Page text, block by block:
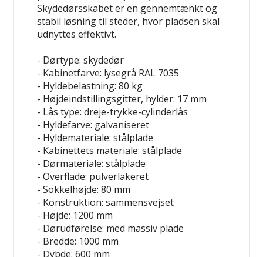
Skydedørsskabet er en gennemtænkt og
stabil løsning til steder, hvor pladsen skal
udnyttes effektivt.
- Dørtype: skydedør
- Kabinetfarve: lysegrå RAL 7035
- Hyldebelastning: 80 kg
- Højdeindstillingsgitter, hylder: 17 mm
- Lås type: dreje-trykke-cylinderlås
- Hyldefarve: galvaniseret
- Hyldemateriale: stålplade
- Kabinettets materiale: stålplade
- Dørmateriale: stålplade
- Overflade: pulverlakeret
- Sokkelhøjde: 80 mm
- Konstruktion: sammensvejset
- Højde: 1200 mm
- Dørudførelse: med massiv plade
- Bredde: 1000 mm
- Dybde: 600 mm